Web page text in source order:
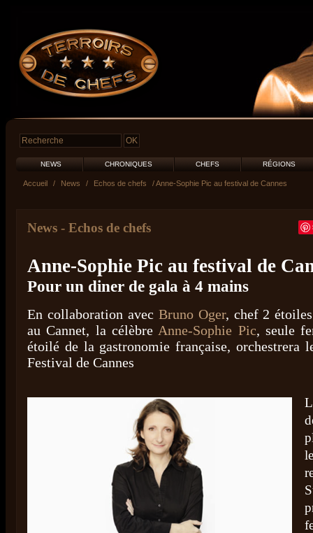
NEWS CHRONIQUES CHEFS RÉGIONS
Accueil / News / Echos de chefs / Anne-Sophie Pic au festival de Cannes
News - Echos de chefs
Anne-Sophie Pic au festival de
Pour un diner de gala à 4 mains
En collaboration avec Bruno Oger, chef 2
au Cannet, la célèbre Anne-Sophie Pic, seule
étoilé de la gastronomie française, orchestrera
Festival de Cannes